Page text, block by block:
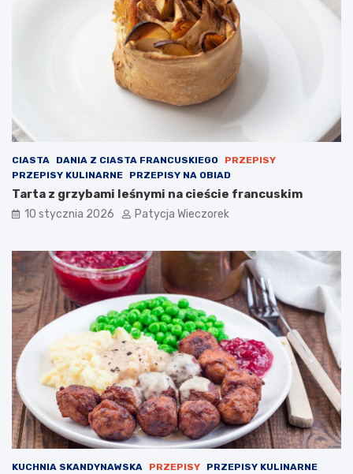
CIASTA DANIA Z CIASTA FRANCUSKIEGO
PRZEPISY
PRZEPISY KULINARNE
PRZEPISY NA OBIAD
Tarta z grzybami leśnymi na cieście francuskim
10 stycznia 2026 Patycja Wieczorek
KUCHNIA SKANDYNAWSKA PRZEPISY
PRZEPISY KULINARNE